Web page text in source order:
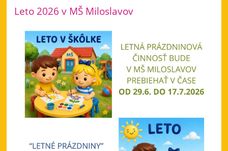
Leto 2026 v MŠ Miloslavov